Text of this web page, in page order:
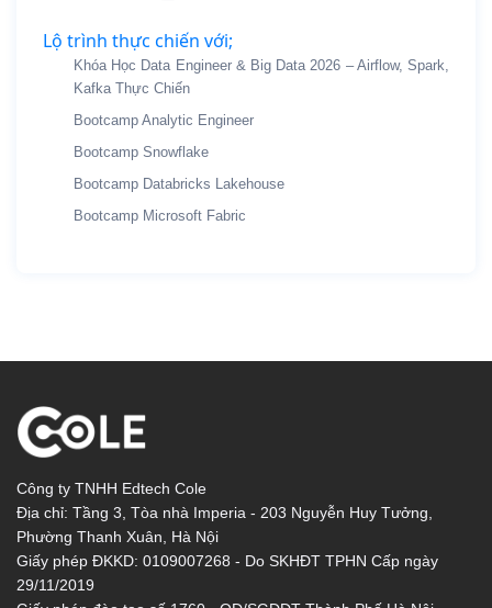
Lộ trình thực chiến với;
Khóa Học Data Engineer & Big Data 2026 – Airflow, Spark,
Kafka Thực Chiến
Bootcamp Analytic Engineer
Bootcamp Snowflake
Bootcamp Databricks Lakehouse
Bootcamp Microsoft Fabric
Công ty TNHH Edtech Cole
Địa chỉ: Tầng 3, Tòa nhà Imperia - 203 Nguyễn Huy Tưởng,
Phường Thanh Xuân, Hà Nội
Giấy phép ĐKKD: 0109007268 - Do SKHĐT TPHN Cấp ngày
29/11/2019